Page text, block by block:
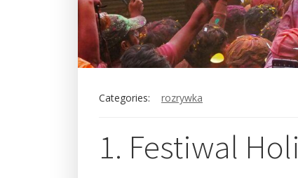
Categories: rozrywka
1. Festiwal Holi